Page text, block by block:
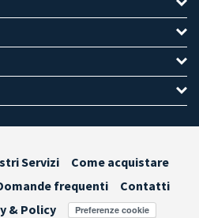
Servizi
Come acquistare
frequenti
Contatti
& Policy Preferenze cookie